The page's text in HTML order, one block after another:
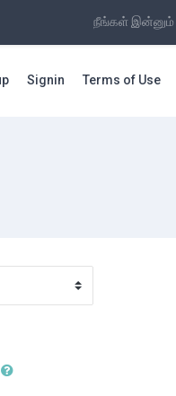
நீங்கள் இன்னும்
Signin Terms of Use